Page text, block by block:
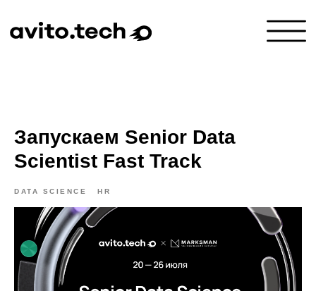
Запускаем Senior Data
Scientist Fast Track
DATA SCIENCE HR